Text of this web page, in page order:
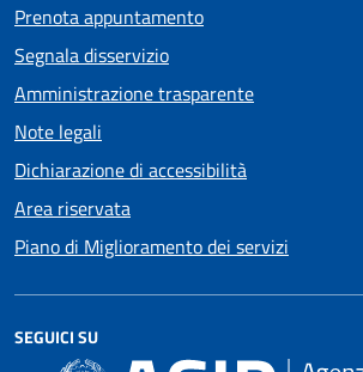
Prenota appuntamento
Segnala disservizio
Amministrazione trasparente
Note legali
Dichiarazione di accessibilità
Area riservata
Piano di Miglioramento dei servizi
SEGUICI SU